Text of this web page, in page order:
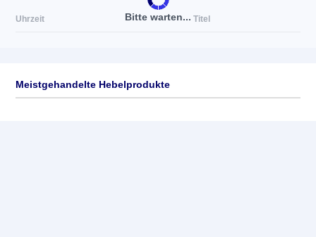
Bitte warten...
Uhrzeit Titel
Meistgehandelte Hebelprodukte